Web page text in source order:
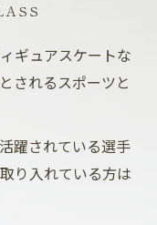
ギュアスケートな
されるスポーツと
躍されている選手
り入れている方は